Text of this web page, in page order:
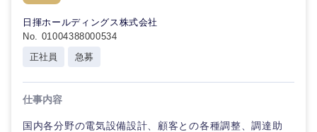
日揮ホールディングス株式会社
No. 01004388000534
正社員
急募
仕事内容
国内各分野の電気設備設計、顧客との各種調整、調達助